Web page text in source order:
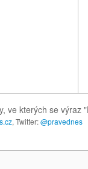
ve kterých se výraz
, Twitter:@pravednes